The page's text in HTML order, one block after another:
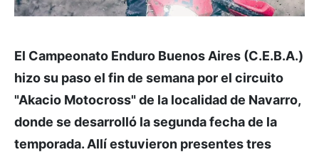
El Campeonato Enduro Buenos Aires (C.E.B.A.)
hizo su paso el fin de semana por el circuito
"Akacio Motocross" de la localidad de Navarro,
donde se desarrolló la segunda fecha de la
temporada. Allí estuvieron presentes tres